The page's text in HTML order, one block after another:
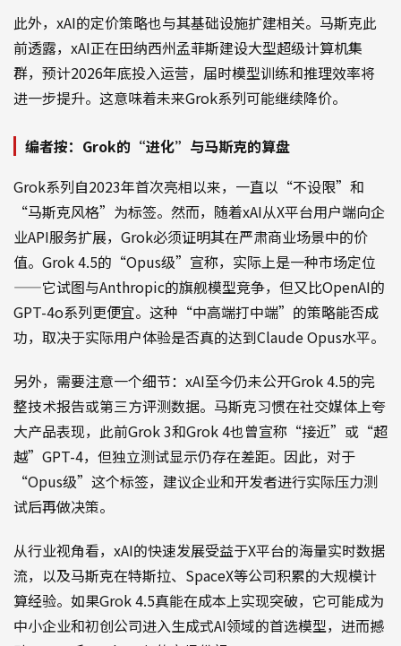
此外，xAI的定价策略也与其基础设施扩建相关。马斯克此
前透露，xAI正在田纳西州孟菲斯建设大型超级计算机集
群，预计2026年底投入运营，届时模型训练和推理效率将
进一步提升。这意味着未来Grok系列可能继续降价。
编者按：Grok的“进化”与马斯克的算盘
Grok系列自2023年首次亮相以来，一直以“不设限”和
“马斯克风格”为标签。然而，随着xAI从X平台用户端向企
业API服务扩展，Grok必须证明其在严肃商业场景中的价
值。Grok 4.5的“Opus级”宣称，实际上是一种市场定位
——它试图与Anthropic的旗舰模型竞争，但又比OpenAI的
GPT-4o系列更便宜。这种“中高端打中端”的策略能否成
功，取决于实际用户体验是否真的达到Claude Opus水平。
另外，需要注意一个细节：xAI至今仍未公开Grok 4.5的完
整技术报告或第三方评测数据。马斯克习惯在社交媒体上夸
大产品表现，此前Grok 3和Grok 4也曾宣称“接近”或“超
越”GPT-4，但独立测试显示仍存在差距。因此，对于
“Opus级”这个标签，建议企业和开发者进行实际压力测
试后再做决策。
从行业视角看，xAI的快速发展受益于X平台的海量实时数据
流，以及马斯克在特斯拉、SpaceX等公司积累的大规模计
算经验。如果Grok 4.5真能在成本上实现突破，它可能成为
中小企业和初创公司进入生成式AI领域的首选模型，进而撼